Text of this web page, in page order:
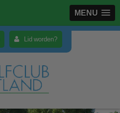
MENU
Lid worden?